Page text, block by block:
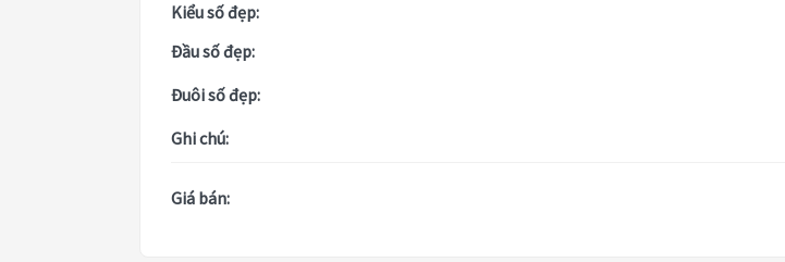
Kiểu số đẹp:
Đầu số đẹp:
Đuôi số đẹp:
Ghi chú:
Giá bán: